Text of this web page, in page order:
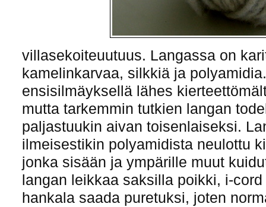
villasekoiteuutuus. Langassa on
kamelinkarvaa, silkkiä ja
ensisilmäyksellä lähes
mutta tarkemmin tutkien langan
paljastuukin aivan toisenlaiseksi.
ilmeisestikin polyamidista neulottu
jonka sisään ja ympärille muut
langan leikkaa saksilla poikki, i-
hankala saada puretuksi, joten